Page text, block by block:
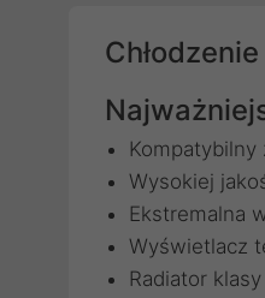
Kompatybilny
Wysokiej
Ekstremalna
Wyświetlacz
Radiator